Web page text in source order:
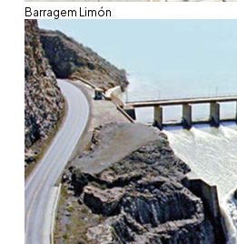
Barragem Limón